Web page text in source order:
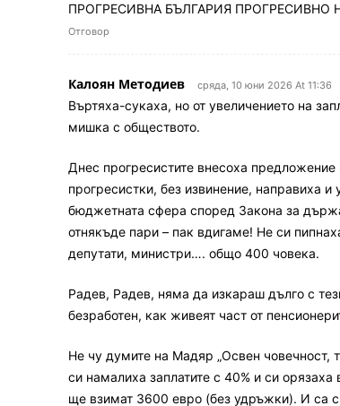
ПРОГРЕСИВНА БЪЛГАРИЯ ПРОГРЕСИВНО
Отговор
Калоян Методиев сряда, 10 юни 2026 At 11:36
Въртяха-сукаха, но от увеличението на
мишка с обществото.
Днес прогресистите внесоха
прогресистки, без извинение, направиха
бюджетната сфера според Закона за
отнякъде пари – пак вдигаме! Не си
депутати, министри…. общо 400 човека.
Радев, Радев, няма да изкараш дълго с
безработен, как живеят част от
Не чу думите на Мадяр „Освен човечност,
си намалиха заплатите с 40% и си
ще взимат 3600 евро (без удръжки). И са